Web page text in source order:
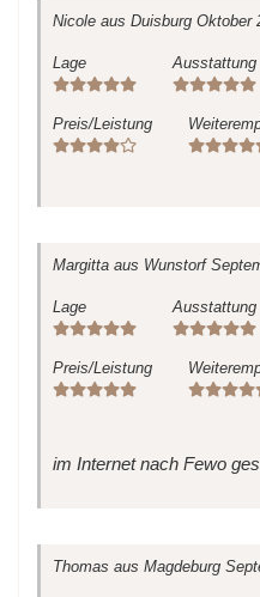
Nicole aus Duisburg Oktober
Lage Ausstattung
Preis/Leistung
Margitta aus Wunstorf
Lage Ausstattung
Preis/Leistung
im Internet nach Fewo
Thomas aus Magdeburg